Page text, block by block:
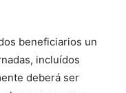
beneficiarios un
incluídos
deberá ser